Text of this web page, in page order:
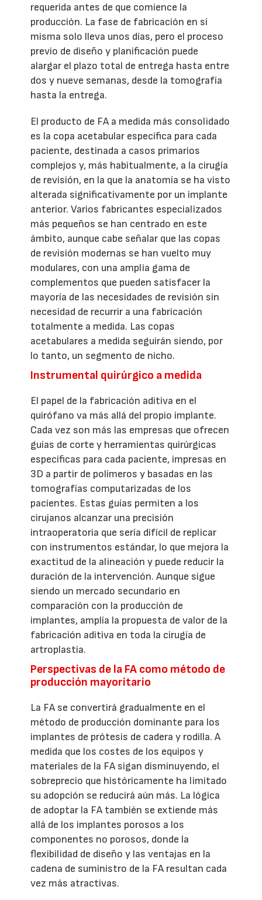
requerida antes de que comience la
producción. La fase de fabricación en sí
misma solo lleva unos días, pero el proceso
previo de diseño y planificación puede
alargar el plazo total de entrega hasta entre
dos y nueve semanas, desde la tomografía
hasta la entrega.
El producto de FA a medida más consolidado
es la copa acetabular específica para cada
paciente, destinada a casos primarios
complejos y, más habitualmente, a la cirugía
de revisión, en la que la anatomía se ha visto
alterada significativamente por un implante
anterior. Varios fabricantes especializados
más pequeños se han centrado en este
ámbito, aunque cabe señalar que las copas
de revisión modernas se han vuelto muy
modulares, con una amplia gama de
complementos que pueden satisfacer la
mayoría de las necesidades de revisión sin
necesidad de recurrir a una fabricación
totalmente a medida. Las copas
acetabulares a medida seguirán siendo, por
lo tanto, un segmento de nicho.
Instrumental quirúrgico a medida
El papel de la fabricación aditiva en el
quirófano va más allá del propio implante.
Cada vez son más las empresas que ofrecen
guías de corte y herramientas quirúrgicas
específicas para cada paciente, impresas en
3D a partir de polímeros y basadas en las
tomografías computarizadas de los
pacientes. Estas guías permiten a los
cirujanos alcanzar una precisión
intraoperatoria que sería difícil de replicar
con instrumentos estándar, lo que mejora la
exactitud de la alineación y puede reducir la
duración de la intervención. Aunque sigue
siendo un mercado secundario en
comparación con la producción de
implantes, amplía la propuesta de valor de la
fabricación aditiva en toda la cirugía de
artroplastia.
Perspectivas de la FA como método de
producción mayoritario
La FA se convertirá gradualmente en el
método de producción dominante para los
implantes de prótesis de cadera y rodilla. A
medida que los costes de los equipos y
materiales de la FA sigan disminuyendo, el
sobreprecio que históricamente ha limitado
su adopción se reducirá aún más. La lógica
de adoptar la FA también se extiende más
allá de los implantes porosos a los
componentes no porosos, donde la
flexibilidad de diseño y las ventajas en la
cadena de suministro de la FA resultan cada
vez más atractivas.